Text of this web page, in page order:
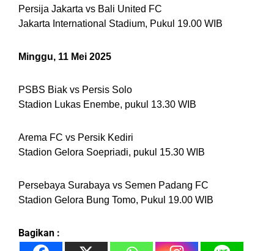
Persija Jakarta vs Bali United FC
Jakarta International Stadium, Pukul 19.00 WIB
Minggu, 11 Mei 2025
PSBS Biak vs Persis Solo
Stadion Lukas Enembe, pukul 13.30 WIB
Arema FC vs Persik Kediri
Stadion Gelora Soepriadi, pukul 15.30 WIB
Persebaya Surabaya vs Semen Padang FC
Stadion Gelora Bung Tomo, Pukul 19.00 WIB
Bagikan :